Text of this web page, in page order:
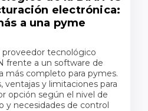
electrónica:
a una pyme
proveedor tecnológico
frente a un software de
más completo para pymes.
ventajas y limitaciones para
opción según el nivel de
y necesidades de control